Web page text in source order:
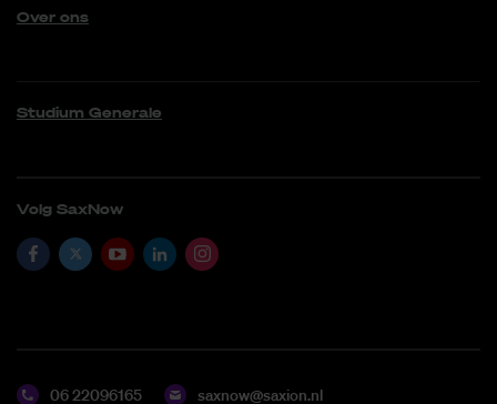
Over ons
Studium Generale
Volg SaxNow
06 22096165 saxnow@saxion.nl